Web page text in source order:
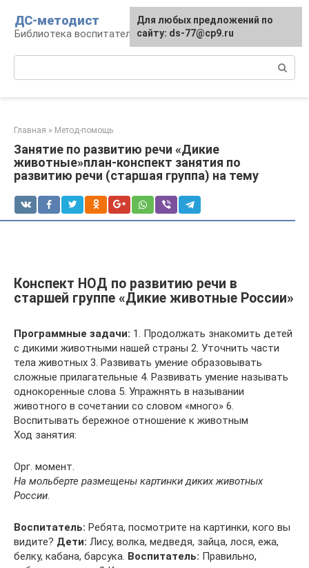
контенту
ДС-методист
Библиотека воспитателя
Главная » Метод-помощь
Занятие по развитию речи «Дикие
животные»план-конспект занятия по
развитию речи (старшая группа) на тему
Конспект НОД по развитию речи в
старшей группе «Дикие животные России»
Программные задачи: 1. Продолжать знакомить детей
с дикими животными нашей страны 2. Уточнить части
тела животных 3. Развивать умение образовывать
сложные прилагательные 4. Развивать умение называть
однокоренные слова 5. Упражнять в назывании
животного в сочетании со словом «много» 6.
Воспитывать бережное отношение к животным
Ход занятия:
Орг. момент.
На мольберте размещены картинки диких животных
России.
Воспитатель: Ребята, посмотрите на картинки, кого вы
видите? Дети: Лису, волка, медведя, зайца, лося, ежа,
белку, кабана, барсука. Воспитатель: Правильно,
Для любых предложений по
сайту: ds-77@cp9.ru